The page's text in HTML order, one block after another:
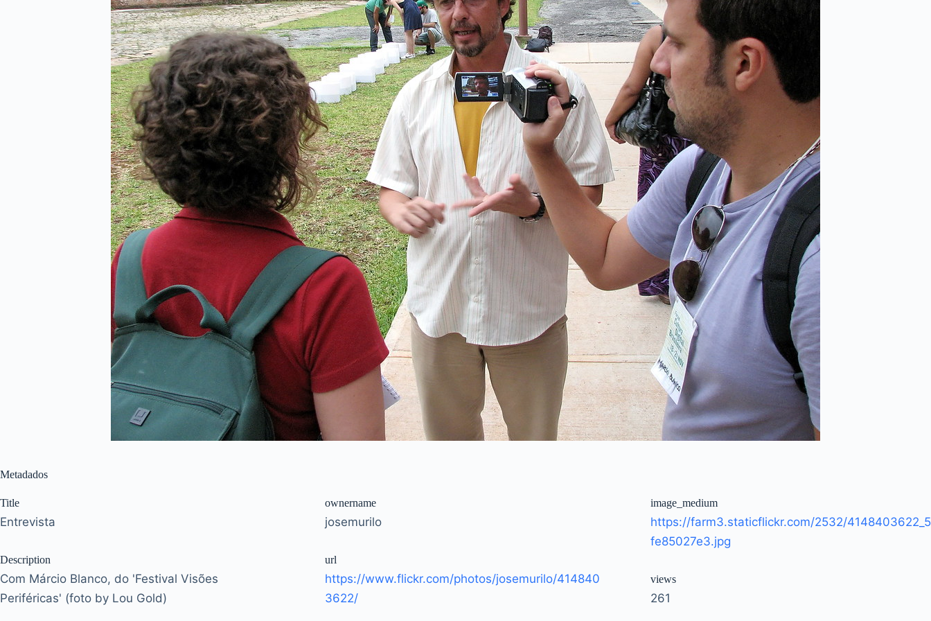
Metadados
Title
Entrevista
Description
Com Márcio Blanco, do 'Festival Visões
Periféricas' (foto by Lou Gold)
ownername
josemurilo
url
https://www.flickr.com/photos/josemurilo/414840
3622/
image_medium
https://farm3.staticflickr.com/2532/4148403622_5
fe85027e3.jpg
views
261